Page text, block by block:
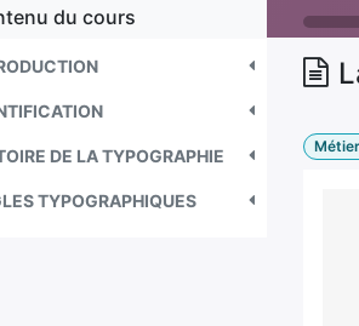
du cours
DE LA TYPOGRAPHIE
TYPOGRAPHIQUES